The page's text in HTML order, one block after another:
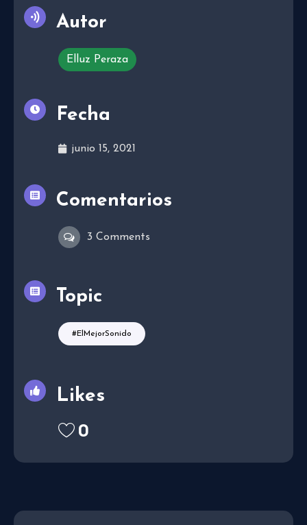
Autor
Elluz Peraza
Fecha
junio 15, 2021
Comentarios
3 Comments
Topic
#ElMejorSonido
Likes
0